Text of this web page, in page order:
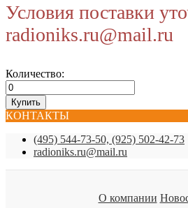
Условия поставки
radioniks.ru@mail.ru
Количество:
КОНТАКТЫ
(495) 544-73-50, (925) 502-42-73
radioniks.ru@mail.ru
О компании